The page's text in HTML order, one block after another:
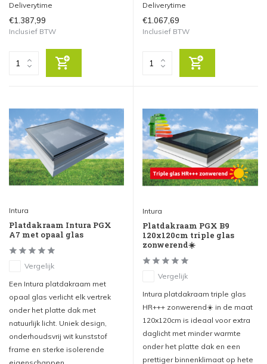
Deliverytime
€1.387,99
Inclusief BTW
Deliverytime
€1.067,69
Inclusief BTW
Intura
Platdakraam Intura PGX
A7 met opaal glas
Vergelijk
Een Intura platdakraam met
opaal glas verlicht elk vertrek
onder het platte dak met
natuurlijk licht. Uniek design,
onderhoudsvrij wit kunststof
frame en sterke isolerende
Intura
Platdakraam PGX B9
120x120cm triple glas
zonwerend☀️
Vergelijk
Intura platdakraam triple glas
HR+++ zonwerend☀️ in de maat
120x120cm is ideaal voor extra
daglicht met minder warmte
onder het platte dak en een
prettiger binnenklimaat op hete